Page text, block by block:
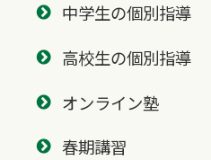
中学生の個別指導
高校生の個別指導
オンライン塾
春期講習